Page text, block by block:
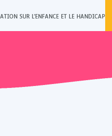
SUR L'ENFANCE ET LE HANDICAP